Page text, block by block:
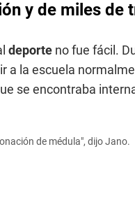
y de miles de
deporte no fue fácil.
a la escuela
se encontraba
de médula", dijo Jano.